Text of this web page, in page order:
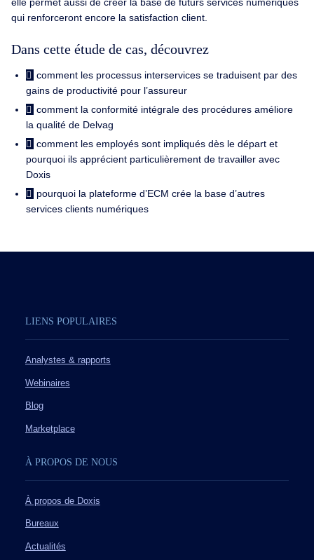
elle permet aussi de créer la base de futurs services numériques
qui renforceront encore la satisfaction client.
Dans cette étude de cas, découvrez
comment les processus interservices se traduisent par des
gains de productivité pour l’assureur
comment la conformité intégrale des procédures améliore
la qualité de Delvag
comment les employés sont impliqués dès le départ et
pourquoi ils apprécient particulièrement de travailler avec
Doxis
pourquoi la plateforme d’ECM crée la base d’autres
services clients numériques
LIENS POPULAIRES
Analystes & rapports
Webinaires
Blog
Marketplace
À PROPOS DE NOUS
À propos de Doxis
Bureaux
Actualités